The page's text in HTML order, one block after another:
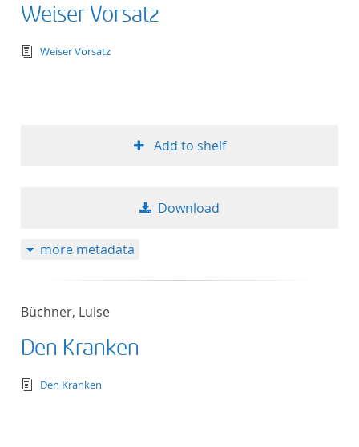
Weiser Vorsatz
text/tg.edition+tg.aggregation+xml
Weiser Vorsatz
Add to shelf
Download
more metadata
Büchner, Luise
Den Kranken
text/tg.edition+tg.aggregation+xml
Den Kranken